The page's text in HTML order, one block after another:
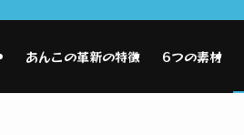
あんこの革新の特徴 6つの素材